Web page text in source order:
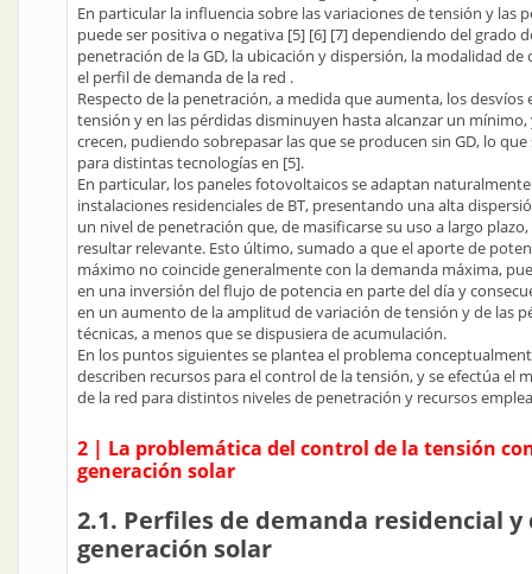
En particular la influencia sobre las variaciones de tensión y las
puede ser positiva o negativa [5] [6] [7] dependiendo del grado
penetración de la GD, la ubicación y dispersión, la modalidad de
el perfil de demanda de la red .
Respecto de la penetración, a medida que aumenta, los desvíos
tensión y en las pérdidas disminuyen hasta alcanzar un mínimo,
crecen, pudiendo sobrepasar las que se producen sin GD, lo que
para distintas tecnologías en [5].
En particular, los paneles fotovoltaicos se adaptan naturalmente
instalaciones residenciales de BT, presentando una alta
un nivel de penetración que, de masificarse su uso a largo
resultar relevante. Esto último, sumado a que el aporte de
máximo no coincide generalmente con la demanda máxima,
en una inversión del flujo de potencia en parte del día y
en un aumento de la amplitud de variación de tensión y de las
técnicas, a menos que se dispusiera de acumulación.
En los puntos siguientes se plantea el problema
describen recursos para el control de la tensión, y se efectúa el
de la red para distintos niveles de penetración y recursos
2 | La problemática del control de la tensión
generación solar
2.1. Perfiles de demanda residencial y
generación solar